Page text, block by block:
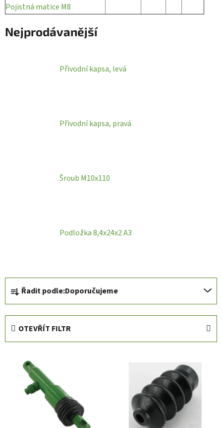
Pojistná matice M8
Nejprodávanější
Přivodní kapsa, levá
Přivodní kapsa, pravá
Šroub M10x110
Podložka 8,4x24x2 A3
a
z
Řadit podle:Doporučujeme
OTEVŘÍT FILTR